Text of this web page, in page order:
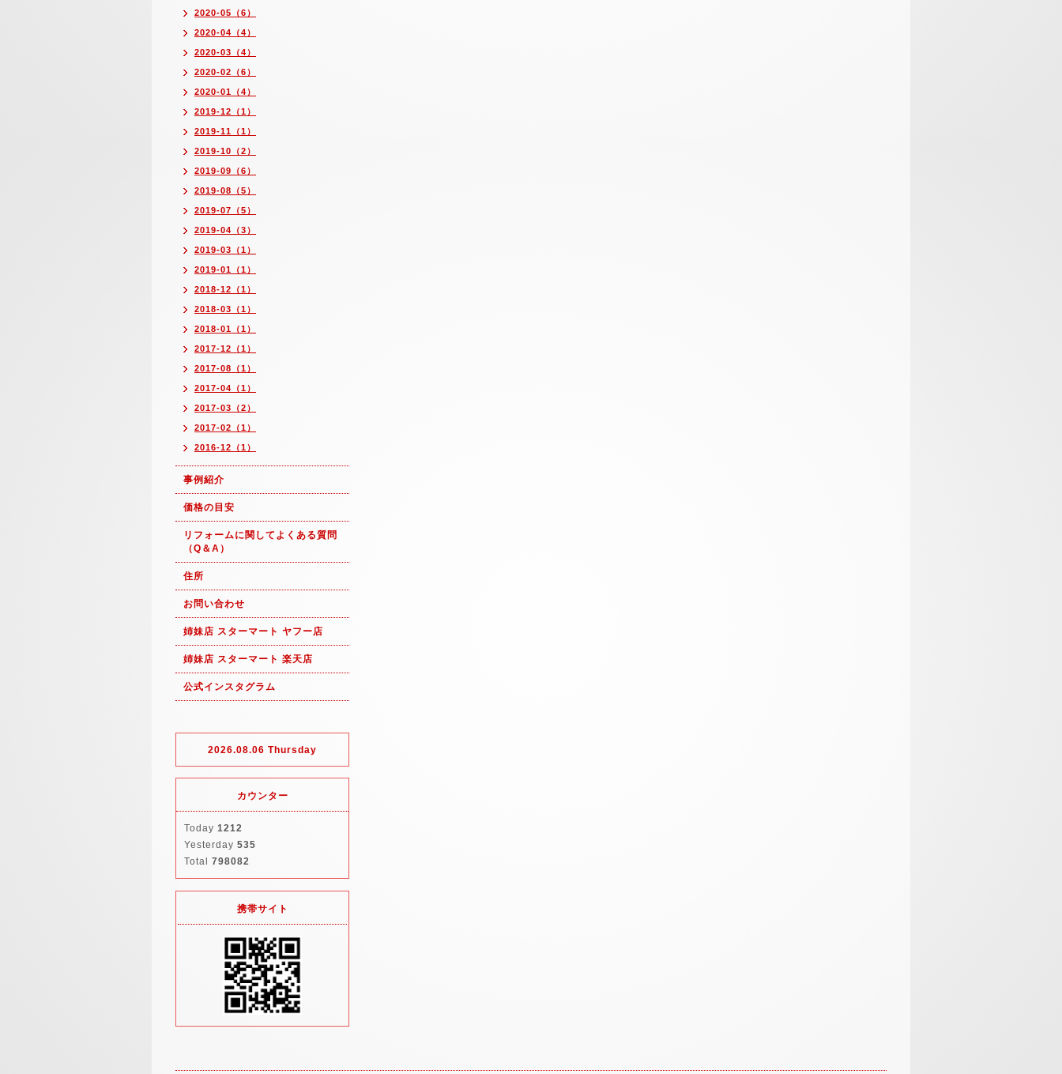
2020-05（6）
2020-04（4）
2020-03（4）
2020-02（6）
2020-01（4）
2019-12（1）
2019-11（1）
2019-10（2）
2019-09（6）
2019-08（5）
2019-07（5）
2019-04（3）
2019-03（1）
2019-01（1）
2018-12（1）
2018-03（1）
2018-01（1）
2017-12（1）
2017-08（1）
2017-04（1）
2017-03（2）
2017-02（1）
2016-12（1）
事例紹介
価格の目安
リフォームに関してよくある質問
（Q＆A）
住所
お問い合わせ
姉妹店 スターマート ヤフー店
姉妹店 スターマート 楽天店
公式インスタグラム
2026.08.06 Thursday
カウンター
Today 1212
Yesterday 535
Total 798082
携帯サイト